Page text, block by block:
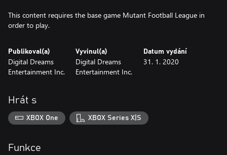
This content requires the base game Mutant Football League in
order to play.
Publikoval(a)
Digital Dreams
Entertainment Inc.
Vyvinul(a)
Digital Dreams
Entertainment Inc.
Datum vydání
31. 1. 2020
Hrát s
XBOX One XBOX Series X|S
Funkce